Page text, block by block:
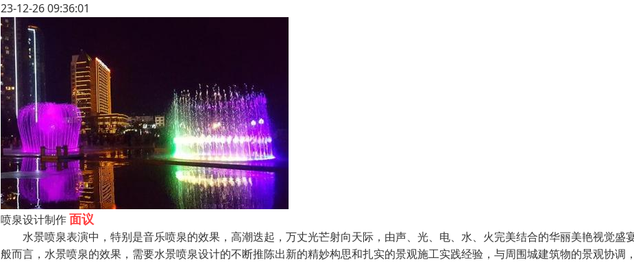
23-12-26 09:36:01
喷泉设计制作面议
水景喷泉表演中，特别是音乐喷泉的效果，高潮迭起，万丈光芒射向天际，由声、光、电、水、火完美结合的华丽美艳视觉盛
般而言，水景喷泉的效果，需要水景喷泉设计的不断推陈出新的精妙构思和扎实的景观施工实践经验，与周围城建筑物的景观协调